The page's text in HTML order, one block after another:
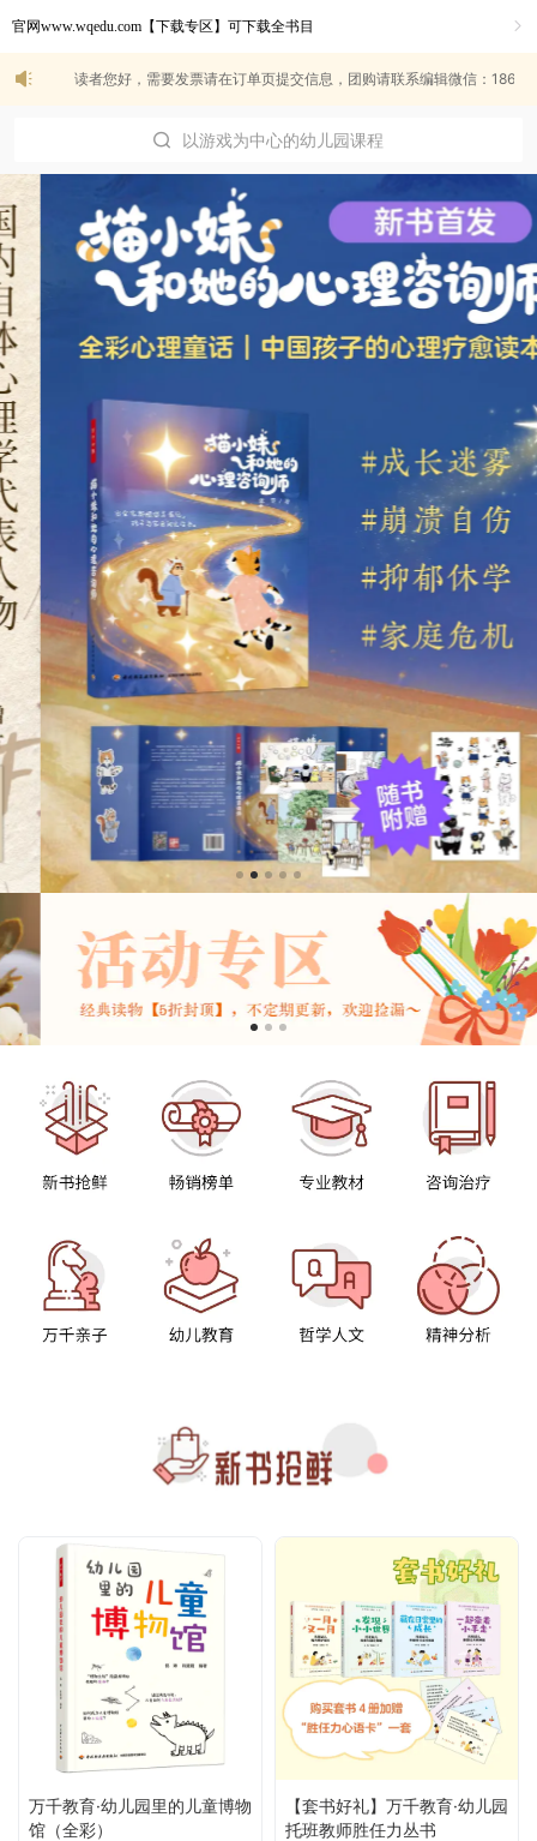
官网www.wqedu.com【下载专区】可下载全书目
您好，需要发票请在订单页提交信息，团购请联系编辑微信：18610088465（教
发展心理学（点此搜索书名）
万千教育·幼儿园里的儿童博物
馆（全彩）
【套书好礼】万千教育·幼儿园
托班教师胜任力丛书